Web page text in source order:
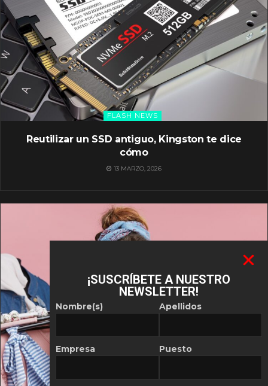
FLASH NEWS
Reutilizar un SSD antiguo, Kingston te dice
cómo
13 MARZO, 2026
¡SUSCRÍBETE A NUESTRO
NEWSLETTER!
Nombre(s)
Empresa
Apellidos
Puesto